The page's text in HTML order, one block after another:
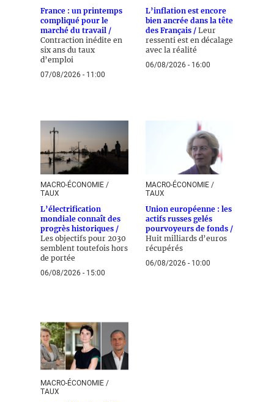
France : un printemps
compliqué pour le
marché du travail /
Contraction inédite en
six ans du taux
d’emploi
07/08/2026 - 11:00
L’inflation est encore
bien ancrée dans la tête
des Français / Leur
ressenti est en décalage
avec la réalité
06/08/2026 - 16:00
MACRO-ÉCONOMIE /
TAUX
L’électrification
mondiale connaît des
progrès historiques /
Les objectifs pour 2030
semblent toutefois hors
de portée
06/08/2026 - 15:00
MACRO-ÉCONOMIE /
TAUX
Union européenne : les
actifs russes gelés
pourvoyeurs de fonds /
Huit milliards d’euros
récupérés
06/08/2026 - 10:00
MACRO-ÉCONOMIE /
TAUX